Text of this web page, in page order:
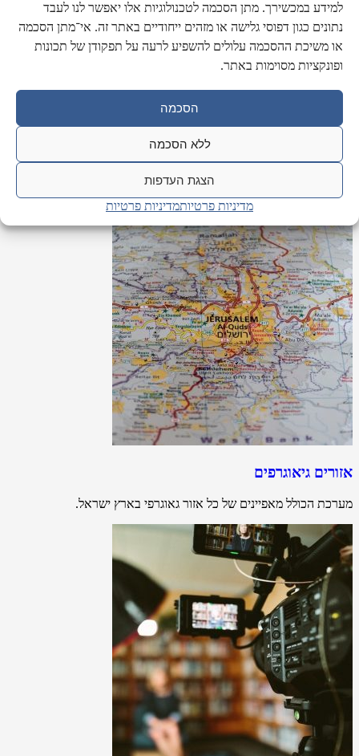
למידע במכשירך. מתן הסכמה לטכנולוגיות אלו יאפשר לנו לעבד
נתונים כגון דפוסי גלישה או מזהים ייחודיים באתר זה. אי־מתן הסכמה
או משיכת ההסכמה עלולים להשפיע לרעה על תפקודן של תכונות
ופונקציות מסוימות באתר.
הסכמה
ללא הסכמה
הצגת העדפות
מדיניות פרטיותמדיניות פרטיות
אזורים גיאוגרפים
מערכת הכולל מאפיינים של כל אזור גאוגרפי בארץ ישראל.